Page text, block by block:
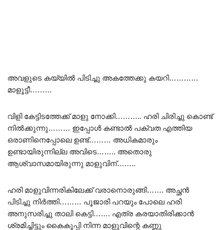
അവളുടെ കയ്യിൽ പിടിച്ചു അകത്തേക്കു കയറി…………
മാളൂട്ടീ………
വിളി കേട്ടിടത്തേക്ക് മാളു നോക്കി……….. ഹരി ചിരിച്ചു കൊണ്ട്
നിൽക്കുന്നു……… ഇപ്പോൾ കണ്ടാൽ പക്വത എത്തിയ
ഒരാണിനെപ്പോലെ ഉണ്ട്……… അധികമാരും
ഉണ്ടായിരുന്നില്ല അവിടെ…….. അതൊരു
ആശ്വാസമായിരുന്നു മാളുവിന്……..
ഹരി മാളുവിന്നരികിലേക്ക് വരാനൊരുങ്ങി……. അച്ഛൻ
പിടിച്ചു നിർത്തി……… പൂജാരി പറയും പോലെ ഹരി
അനുസരിച്ചു താലി കെട്ടി……. എത്ര കരയാതിരിക്കാൻ
ശ്രമിച്ചിട്ടും കൈകൂപ്പി നിന്ന മാളുവിന്റെ കണ്ണു